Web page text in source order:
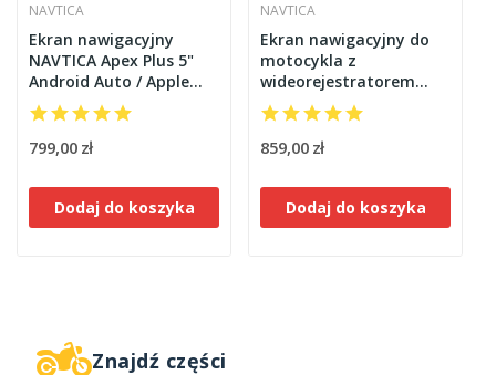
Znajdź części
NAVTICA
Ekran nawigacyjny
NAVTICA Apex Plus 5"
Android Auto / Apple
CarPlay do motocykla
BMW z WONDER WHEEL
799,00 zł
Dodaj do koszyka
NAVTICA
Ekran nawigacyjny do
motocykla z
wideorejestratorem
NAVTICA Nomad Plus
DVR, 6,25 cali, CarPlay,
Android Auto
859,00 zł
Dodaj do koszyka